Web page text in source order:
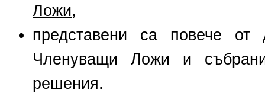
Ложи,
представени са повече от
Членуващи Ложи и
решения.